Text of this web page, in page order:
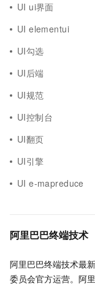
UI ui界面
UI elementui
UI勾选
UI后端
UI规范
UI控制台
UI翻页
UI引擎
UI e-mapreduce
阿里巴巴终端技术
阿里巴巴终端技术最
委员会官方运营。阿